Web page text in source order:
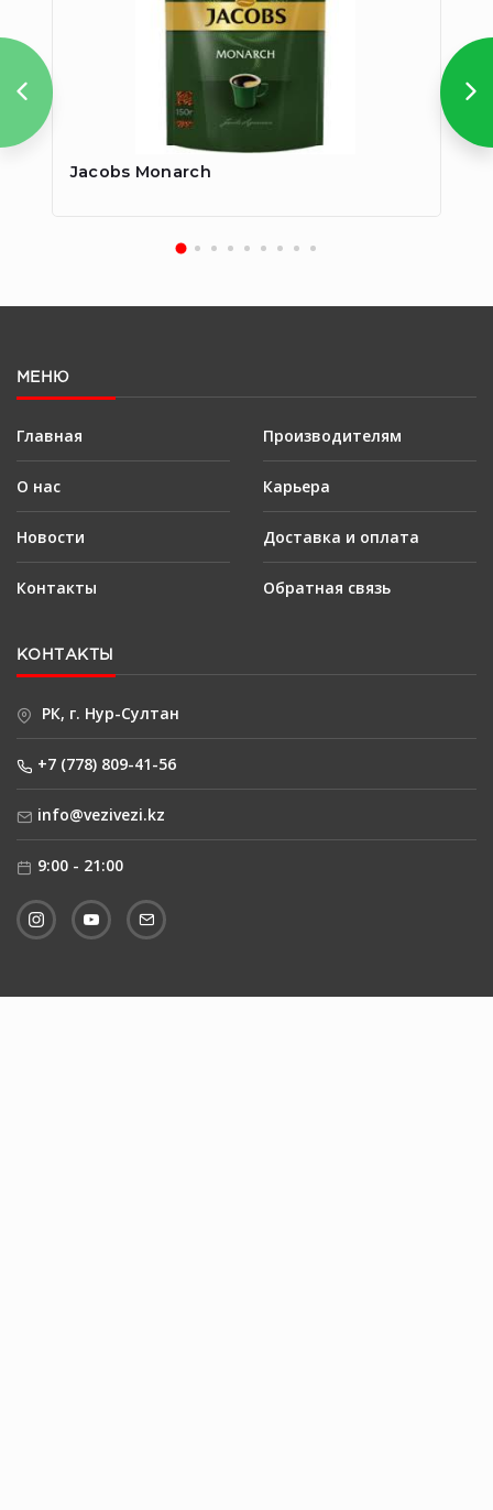
Jacobs Monarch
МЕНЮ
Главная
О нас
Новости
Контакты
Производителям
Карьера
Доставка и оплата
Обратная связь
КОНТАКТЫ
РК, г. Нур-Султан
+7 (778) 809-41-56
info@vezivezi.kz
9:00 - 21:00